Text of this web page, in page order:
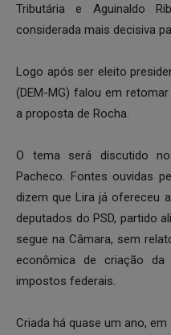
Tributária e Aguinaldo
considerada mais decisiva
Logo após ser eleito
(DEM-MG) falou em
a proposta de Rocha.
O tema será discutido
Pacheco. Fontes ouvidas
dizem que Lira já ofereceu
deputados do PSD, partido
segue na Câmara, sem
econômica de criação
impostos federais.
Criada há quase um ano,